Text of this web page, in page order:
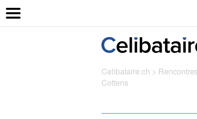
Celibataire.ch >
Cottens